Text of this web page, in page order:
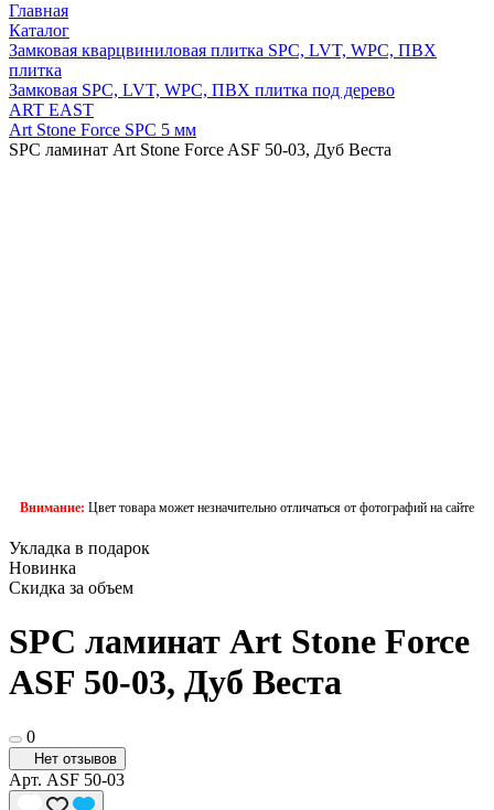
Главная
Каталог
Замковая кварцвиниловая плитка SPC, LVT, WPC, ПВХ
плитка
Замковая SPC, LVT, WPC, ПВХ плитка под дерево
ART EAST
Art Stone Force SPC 5 мм
SPC ламинат Art Stone Force ASF 50-03, Дуб Веста
Внимание: Цвет товара может незначительно отличаться от фотографий на сайте
Укладка в подарок
Новинка
Скидка за объем
SPC ламинат Art Stone Force
ASF 50-03, Дуб Веста
0
Нет отзывов
Арт. ASF 50-03